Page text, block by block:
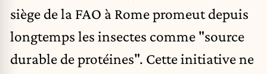
siège de la FAO à Rome promeut depuis
longtemps les insectes comme "source
durable de protéines". Cette initiative ne